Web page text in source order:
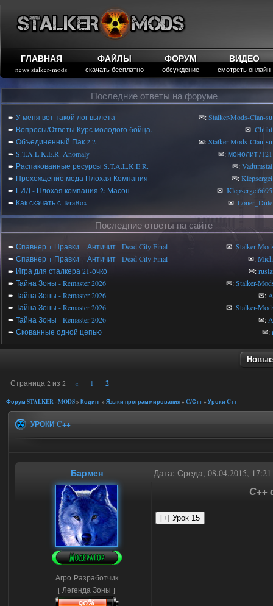
ГЛАВНАЯ
news stalker-mods
ФАЙЛЫ
скачать бесплатно
ФОРУМ
обсуждение
ВИДЕО
смотреть онлайн
Последние ответы на форуме
➨ У меня вот такой лог вылета ✉:Stalker-Mods-Clan-su
➨ Вопросы/Ответы Курс молодого бойца. ✉:Chtiht
➨ Объединенный Пак 2.2 ✉:Stalker-Mods-Clan-su
➨ S.T.A.L.K.E.R. Anomaly ✉:монолит7121
➨ Распакованные ресурсы S.T.A.L.K.E.R. ✉:Vadumstal
➨ Прохождение мода Плохая Компания ✉:Klepsergei
➨ ГИД - Плохая компания 2: Масон ✉:Klepsergei6695
➨ Как скачать с TeraBox ✉:Loner_Dute
Последние ответы на сайте
➨ Спавнер + Правки + Античит - Dead City Final ✉:Stalker-
➨ Спавнер + Правки + Античит - Dead City Final ✉:
➨ Игра для сталкера 21-очко ✉:
➨ Тайна Зоны - Remaster 2026 ✉:Stalker-
➨ Тайна Зоны - Remaster 2026 ✉:
➨ Тайна Зоны - Remaster 2026 ✉:Stalker-
➨ Тайна Зоны - Remaster 2026 ✉:
➨ Скованные одной цепью ✉:
Страница 2 из 2 « 1 2
Форум STALKER - MODS» Кодинг» Языки программирования» C/С++» Уроки C++
УРОКИ C++
Бармен Дата: Среда, 08.04.2015,
Агро-Разработчик
[ Легенда Зоны ]
С++